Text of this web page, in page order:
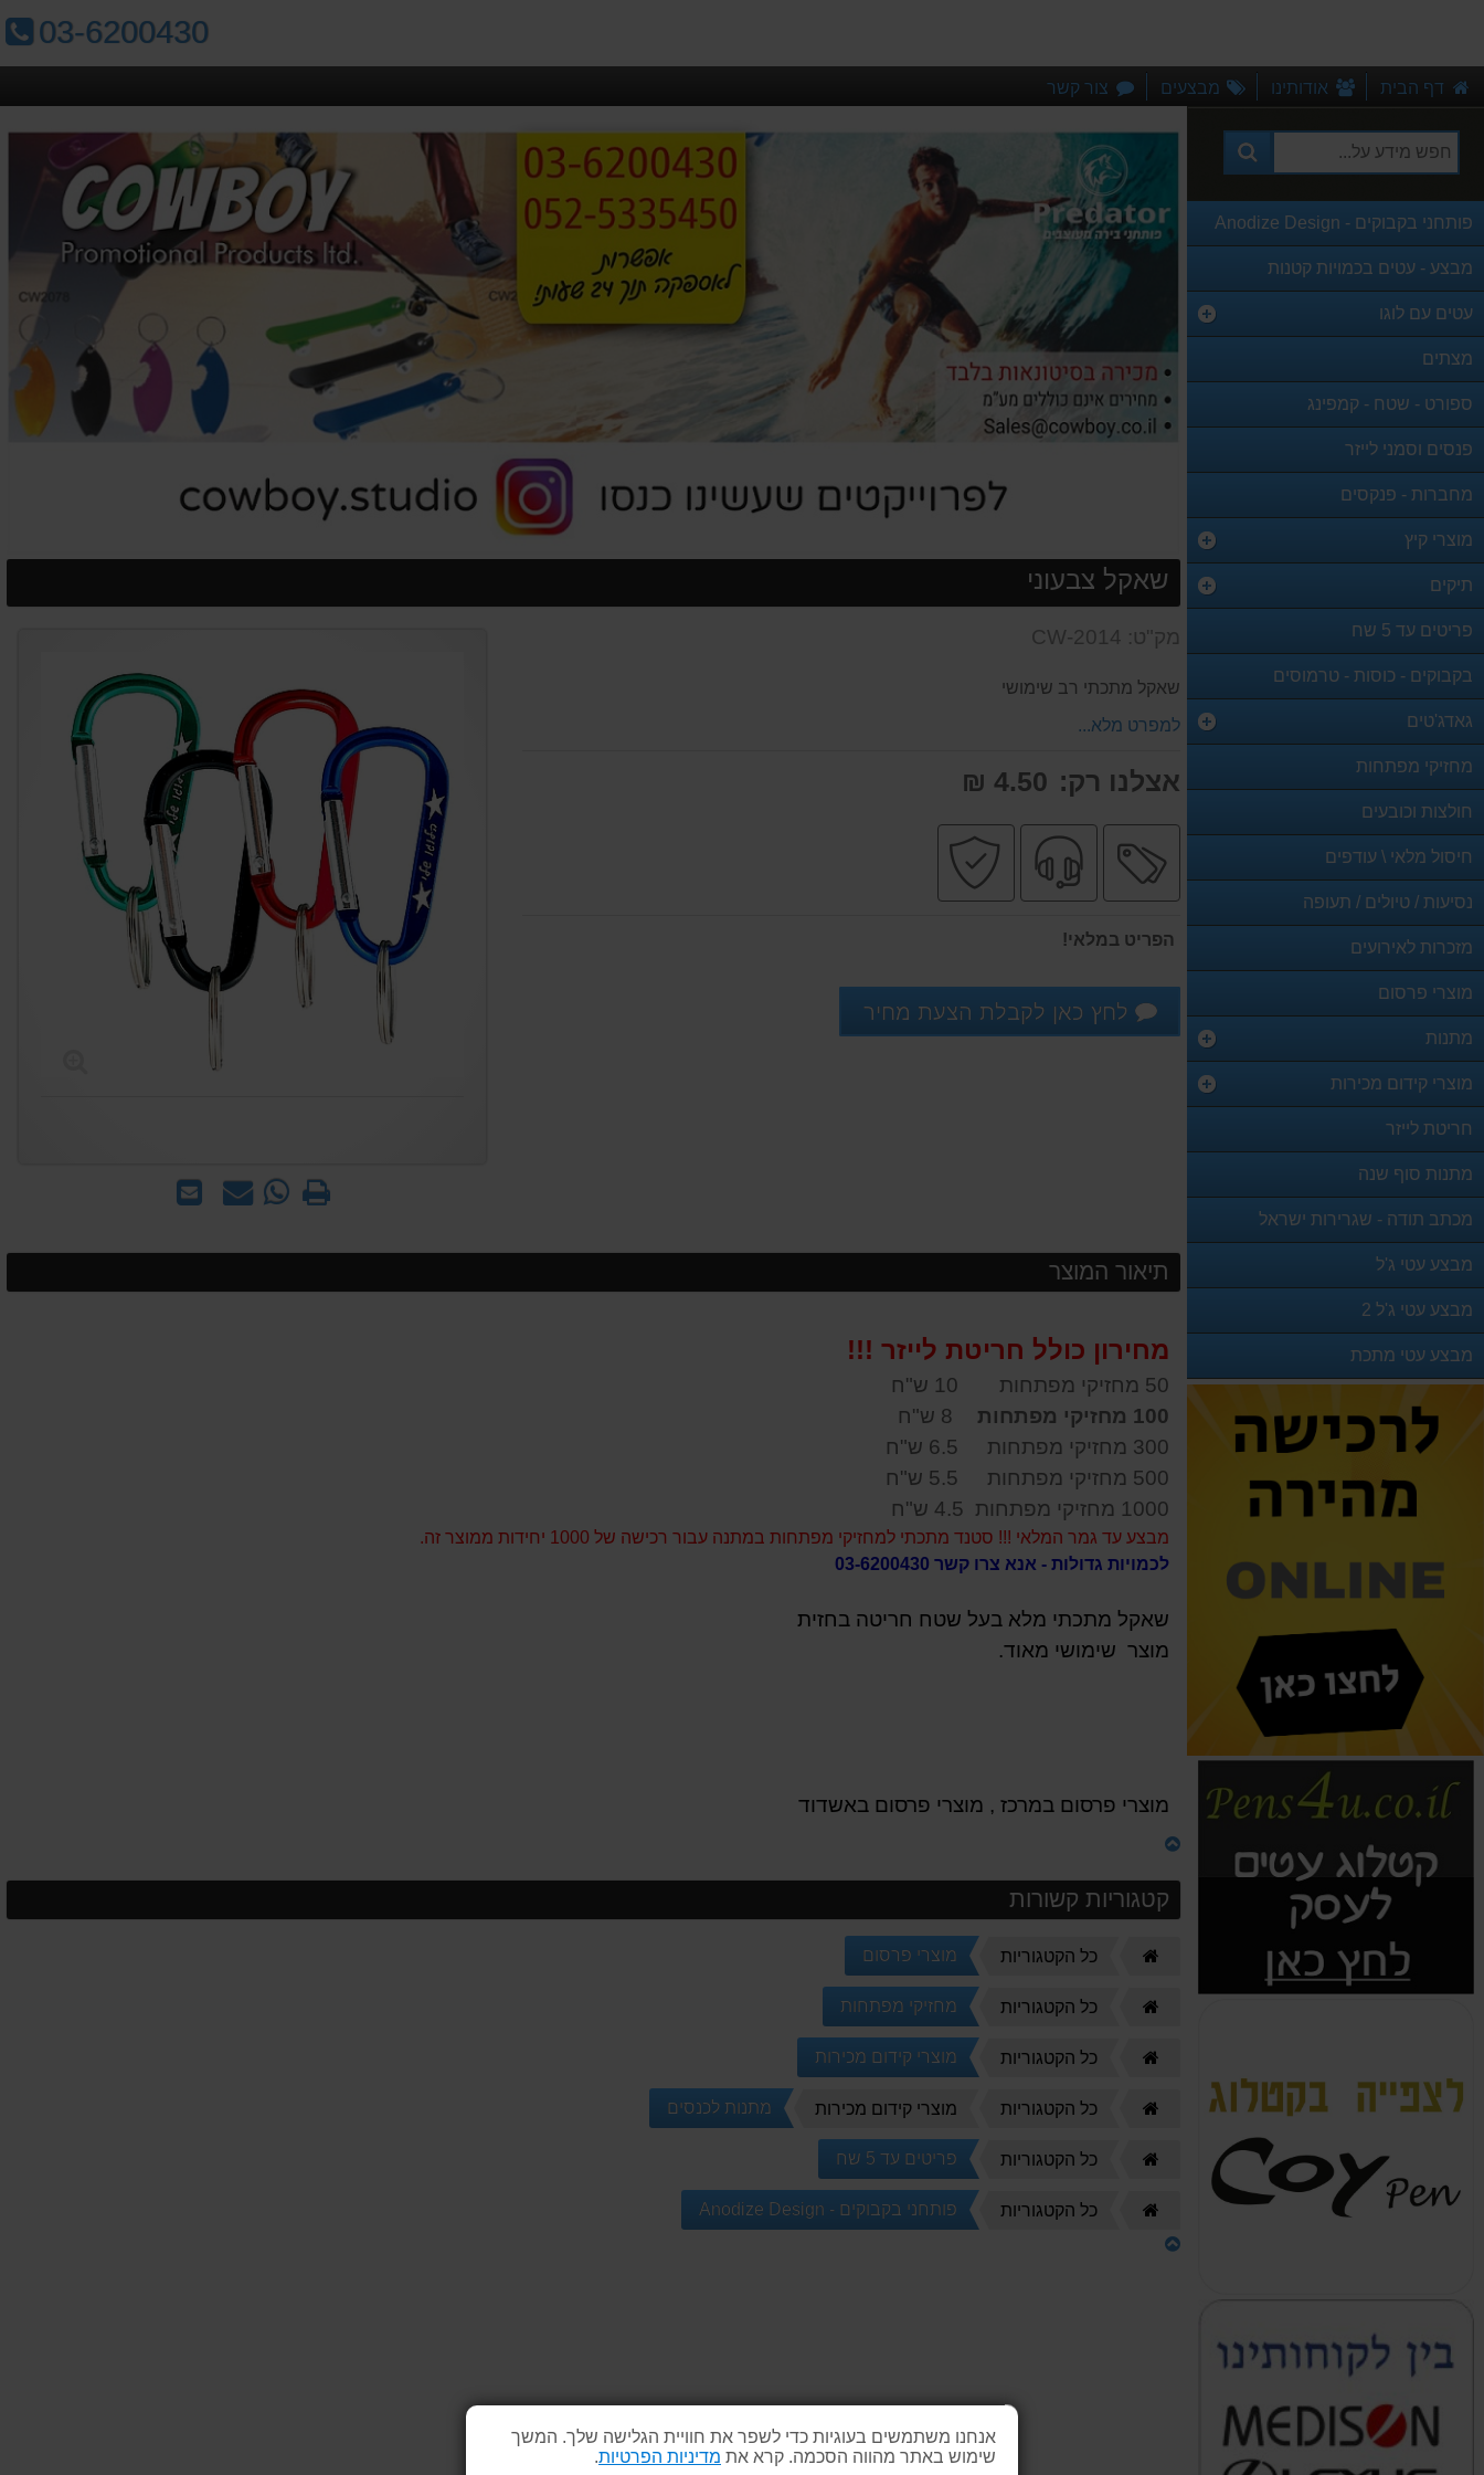
אנחנו משתמשים בעוגיות כדי לשפר את חוויית הגלישה שלך. המשך
שימוש באתר מהווה הסכמה. קרא את מדיניות הפרטיות.
טלפון:
03-6200430
דף הבית אודותינו מבצעים צור קשר
פותחני בקבוקים - Anodize Design
מבצע - עטים בכמויות קטנות
עטים עם לוגו
מצתים
ספורט - שטח - קמפינג
פנסים וסמני לייזר
מחברות - פנקסים
מוצרי קיץ
תיקים
פריטים עד 5 שח
בקבוקים - כוסות - טרמוסים
גאדג'טים
מחזיקי מפתחות
חולצות וכובעים
חיסול מלאי \ עודפים
נסיעות / טיולים / תעופה
מזכרות לאירועים
מוצרי פרסום
מתנות
מוצרי קידום מכירות
חריטת לייזר
מתנות סוף שנה
מכתב תודה - שגרירות ישראל
מבצע עטי ג'ל
מבצע עטי ג'ל 2
מבצע עטי מתכת
שאקל צבעוני
שלח
שאל
WhatsApp
הדפס
מק"ט: CW-2014
שאקל מתכתי רב שימושי
למפרט מלא...
אצלנו רק: 4.50 ₪
מבצע
שירות
מקצועי
הפריט במלאי!
לחץ כאן לקבלת הצעת מחיר
תיאור המוצר
מחירון כולל חריטת לייזר !!!
50 מחזיקי מפתחות
100 מחזיקי מפתחות
300 מחזיקי מפתחות
500 מחזיקי מפתחות
1000 מחזיקי מפתחות
מבצע עד גמר המלאי !!! סטנד מתכתי למחזיקי מפתחות במתנה עבור רכישה של 1000 יחידות ממוצר זה.
לכמויות גדולות - אנא צרו קשר 03-6200430
שאקל מתכתי מלא בעל שטח חריטה בחזית
מוצר שימושי מאוד.
מוצרי פרסום במרכז , מוצרי פרסום באשדוד
קטגוריות קשורות
כל הקטגוריות מוצרי פרסום
כל הקטגוריות מחזיקי מפתחות
כל הקטגוריות מוצרי קידום מכירות
כל הקטגוריות מוצרי קידום מכירות מתנות לכנסים
כל הקטגוריות פריטים עד 5 שח
כל הקטגוריות פותחני בקבוקים - Anodize Design